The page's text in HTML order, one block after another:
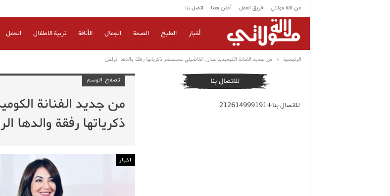
عن لالة مولاتي فريق العمل أعلن معنا اتصل بنا
أخبار الطبخ الصحة الجمال الأناقة تربية الاطفال الحمل
الرئيسية من جديد الفنانة الكوميدية حنان الفاضيلي تستحضر ذكرياتها رفقة والدها الراحل
تصفح الوسم
من جديد الفنانة
ذكرياتها رفقة والدها
اخبار
للاتصال بنا
للاتصال بنا+212614999191